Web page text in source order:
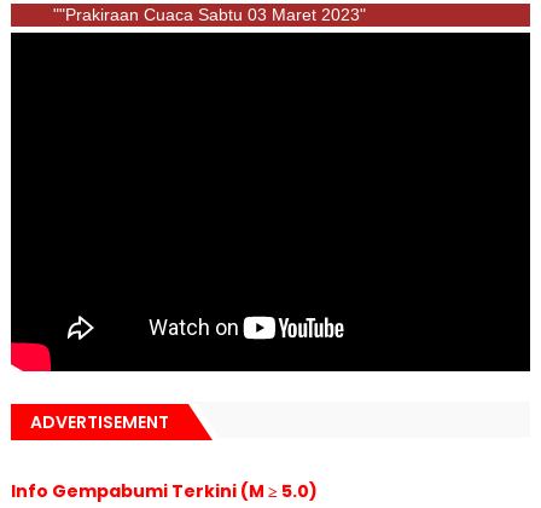
""Prakiraan Cuaca Sabtu 03 Maret 2023"
ADVERTISEMENT
Info Gempabumi Terkini (M ≥ 5.0)